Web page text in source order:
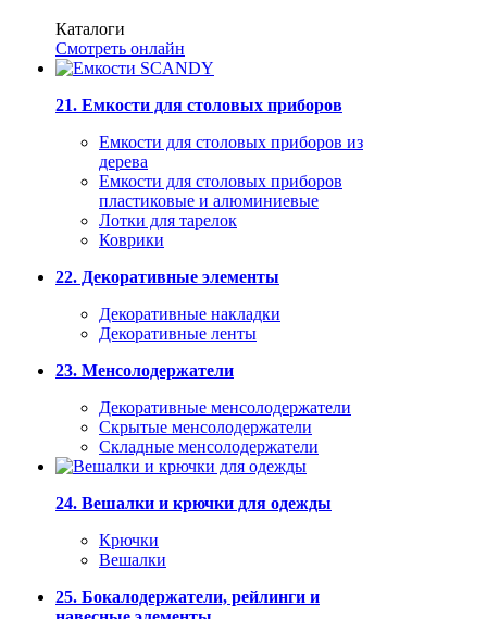
Каталоги
Смотреть онлайн
21. Емкости для столовых приборов
Емкости для столовых приборов из
дерева
Емкости для столовых приборов
пластиковые и алюминиевые
Лотки для тарелок
Коврики
22. Декоративные элементы
Декоративные накладки
Декоративные ленты
23. Менсолодержатели
Декоративные менсолодержатели
Скрытые менсолодержатели
Складные менсолодержатели
24. Вешалки и крючки для одежды
Крючки
Вешалки
25. Бокалодержатели, рейлинги и